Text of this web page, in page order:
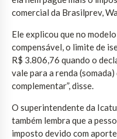
comercial da Brasilprev,
Ele explicou que no
compensável, o limite de
R$ 3.806,76 quando o
vale para a renda
complementar”, disse.
O superintendente da
também lembra que a
imposto devido com